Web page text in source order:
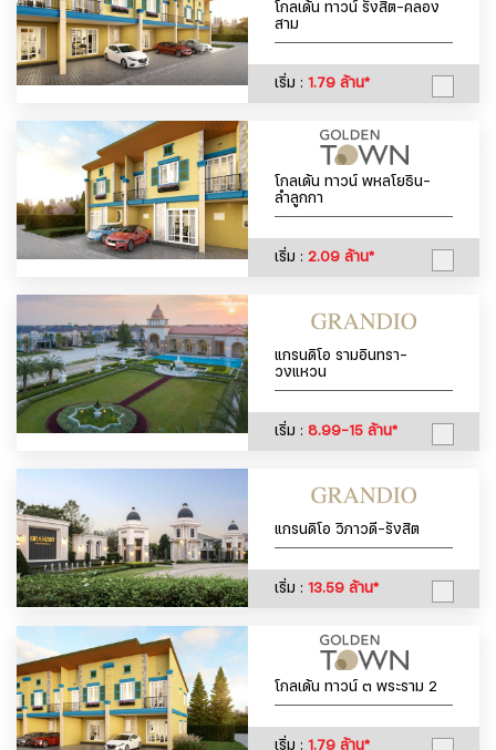
โกลเด้น ทาวน์ รังสิต-คลอง
สาม
เริ่ม : 1.79 ล้าน*
โกลเด้น ทาวน์ พหลโยธิน-
ลำลูกกา
เริ่ม : 2.09 ล้าน*
แกรนดิโอ รามอินทรา-
วงแหวน
เริ่ม : 8.99-15 ล้าน*
แกรนดิโอ วิภาวดี-รังสิต
เริ่ม : 13.59 ล้าน*
โกลเด้น ทาวน์ ๓ พระราม 2
เริ่ม : 1.79 ล้าน*